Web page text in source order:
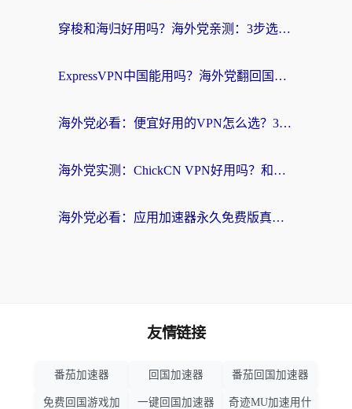
穿梭和海归好用吗？海外党亲测：3步选对回国加速器，无缝刷国内剧玩手游
ExpressVPN中国能用吗？海外党翻回国内的加速器选择指南（附番茄加速器实测）
海外党必看：便宜好用的VPN怎么选？3步解决回国访问难题+Steam改区技巧
海外党实测：ChickCN VPN好用吗？和OurPlay VPN对比哪个回国效果更好？附避坑指南
海外党必看：应用加速器永久免费版真的靠谱吗？教你选对回国加速器无缝刷国内资源
友情链接
番茄加速器 回国加速器 番茄回国加速器
免费回国游戏加 一键回国加速器 奇迹MU加速用什